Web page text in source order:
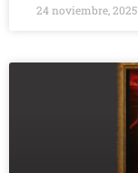
24 noviembre, 2025